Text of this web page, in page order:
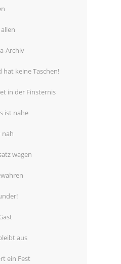
Archiv
hat keine Taschen!
in der Finsternis
ist nahe
nah
wagen
aus
ein Fest